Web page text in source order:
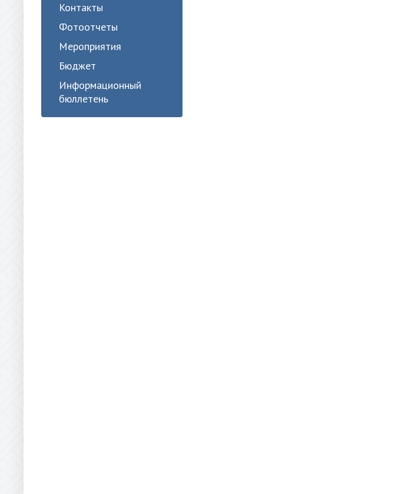
Контакты
Фотоотчеты
Мероприятия
Бюджет
Информационный
бюллетень